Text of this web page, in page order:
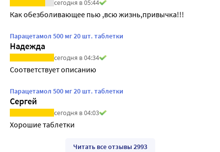
сегодня в 05:44
Как обезболивающее пью ,всю жизнь,привычка!!!
Парацетамол 500 мг 20 шт. таблетки
Надежда
сегодня в 04:34
Соответствует описанию
Парацетамол 500 мг 20 шт. таблетки
Сергей
сегодня в 04:03
Хорошие таблетки
Читать все отзывы 2993